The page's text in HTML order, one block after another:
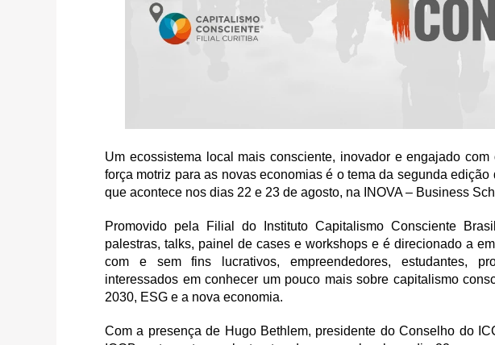
Um ecossistema local mais consciente, inovador e engajado
força motriz para as novas economias é o tema da segunda edição
que acontece nos dias 22 e 23 de agosto, na INOVA – Business
Promovido pela Filial do Instituto Capitalismo Consciente
palestras, talks, painel de cases e workshops e é direcionado a
com e sem fins lucrativos, empreendedores, estudantes,
interessados em conhecer um pouco mais sobre capitalismo
2030, ESG e a nova economia.
Com a presença de Hugo Bethlem, presidente do Conselho do